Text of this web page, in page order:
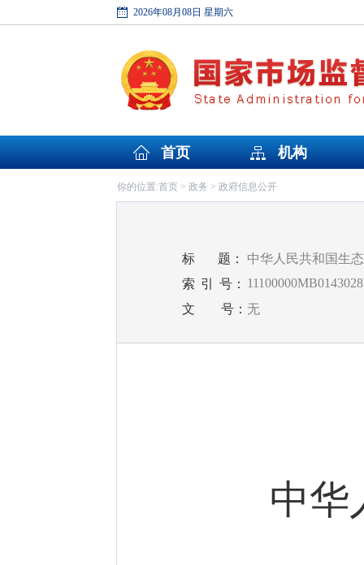
2026年08月08日 星期六
首页 机构
你的位置:首页> 政务 > 政府信息公开
标 题：
中华人民共和国生
索 引 号：
文
号： 无
中华